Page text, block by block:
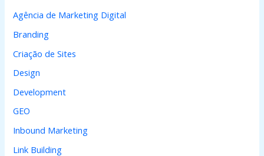
p
o
r
:
Agência de Marketing Digital
Branding
Criação de Sites
Design
Development
GEO
Inbound Marketing
Link Building